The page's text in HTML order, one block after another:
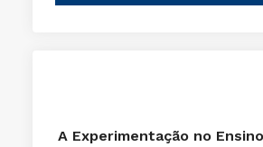
A Experimentação no